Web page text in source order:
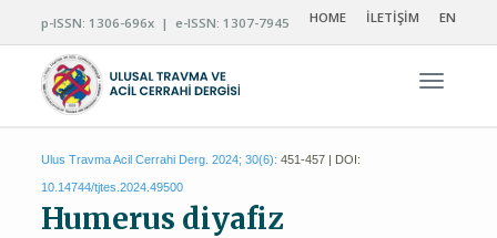
p-ISSN: 1306-696x | e-ISSN: 1307-7945 HOME İLETİŞİM EN
Ulus Travma Acil Cerrahi Derg. 2024; 30(6): 451-457 | DOI:
10.14744/tjtes.2024.49500
Humerus diyafiz